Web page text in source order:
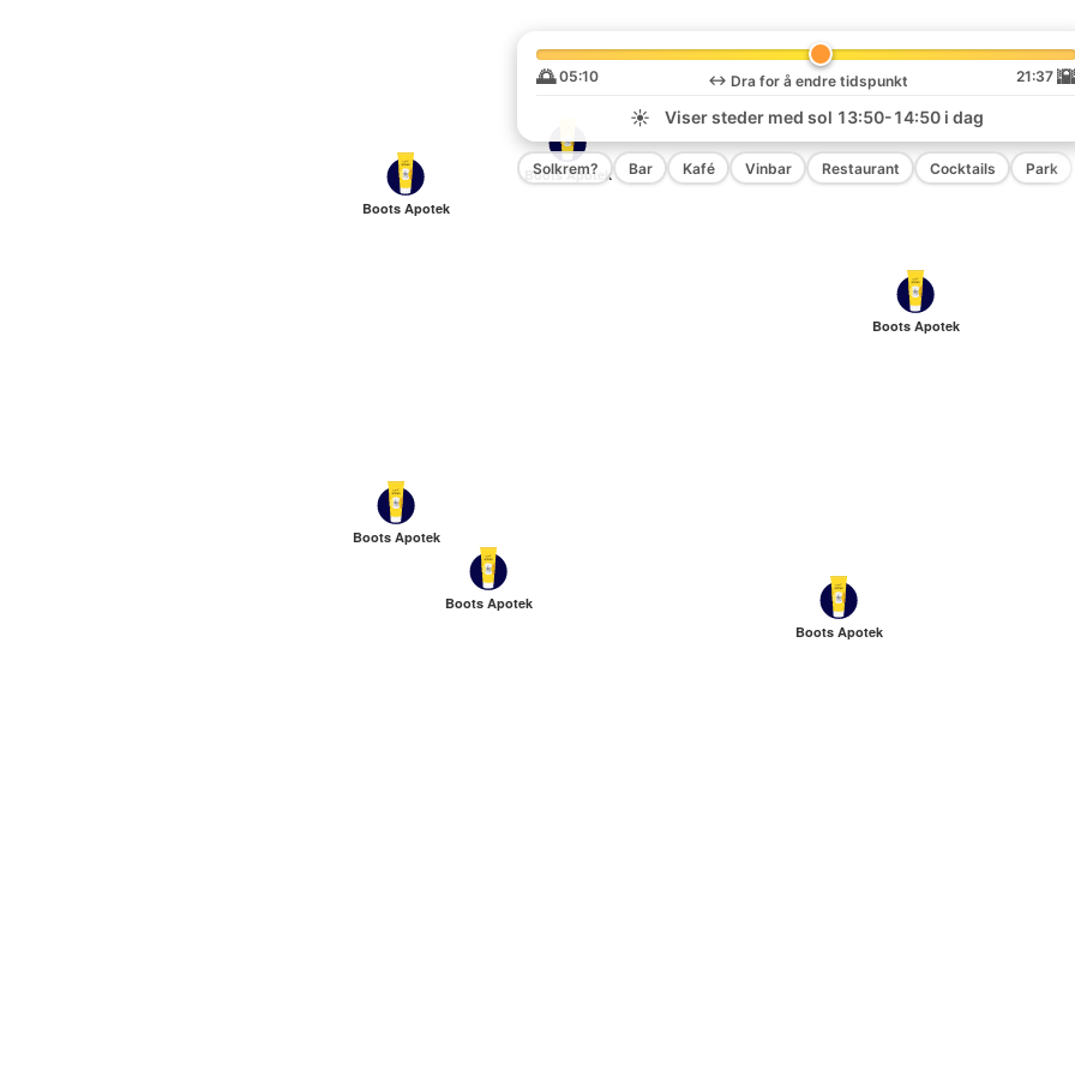
Boots Apotek
Boots Apotek
Boots Apotek
Boots Apotek
Boots Apotek
Boots Apotek
🌅 05:10 ↔️ Dra for å endre tidspunkt 21:37 🌇
☀️
Viser steder med sol 13:50-14:50i dag
Solkrem? Bar Kafé Vinbar Restaurant Cocktails Park